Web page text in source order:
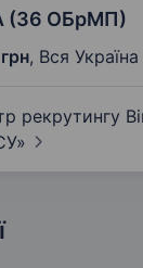
(36 ОБрМП)
, Вся Україна
рекрутингу